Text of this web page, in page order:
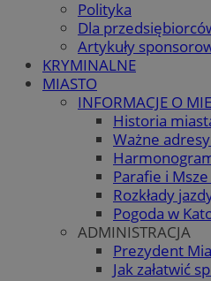
Polityka
Dla
Artykuły
KRYMINALNE
MIASTO
INFORMACJE O
Historia
Ważne
Parafie i
Rozkłady
Pogoda w
ADMINISTRACJA
Prezydent
Jak załatwić